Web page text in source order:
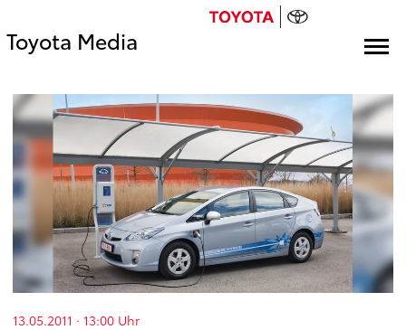
Toyota Media
13.05.2011 · 13:00 Uhr